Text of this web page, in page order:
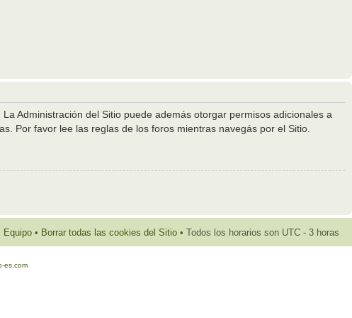
Administración del Sitio puede además otorgar permisos adicionales a
Por favor lee las reglas de los foros mientras navegás por el Sitio.
Equipo • Borrar todas las cookies del Sitio • Todos los horarios son UTC - 3 horas
es.com